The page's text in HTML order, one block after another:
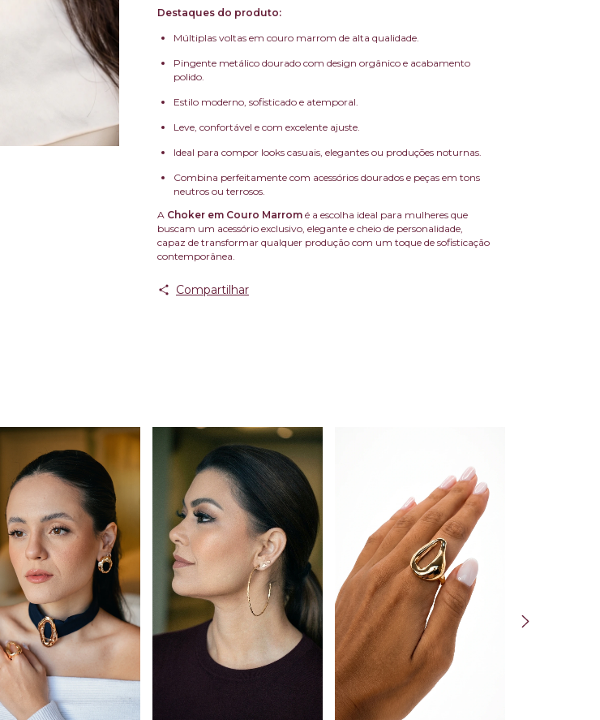
Destaques do produto:
Múltiplas voltas em couro marrom de alta qualidade.
Pingente metálico dourado com design orgânico e acabamento
polido.
Estilo moderno, sofisticado e atemporal.
Leve, confortável e com excelente ajuste.
Ideal para compor looks casuais, elegantes ou produções noturnas.
Combina perfeitamente com acessórios dourados e peças em tons
neutros ou terrosos.
A Choker em Couro Marrom é a escolha ideal para mulheres que
buscam um acessório exclusivo, elegante e cheio de personalidade,
capaz de transformar qualquer produção com um toque de sofisticação
contemporânea.
Compartilhar